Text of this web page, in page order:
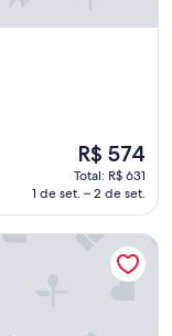
O
preço
é
R$ 574
R$ 574
Total: R$ 631
1 de set. – 2 de set.